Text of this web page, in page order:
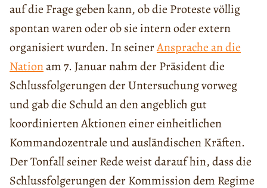
auf die Frage geben kann, ob die Proteste völlig
spontan waren oder ob sie intern oder extern
organisiert wurden. In seinerAnsprache an die
Nationam 7. Januar nahm der Präsident die
Schlussfolgerungen der Untersuchung vorweg
und gab die Schuld an den angeblich gut
koordinierten Aktionen einer einheitlichen
Kommandozentrale und ausländischen Kräften.
Der Tonfall seiner Rede weist darauf hin, dass die
Schlussfolgerungen der Kommission dem Regime